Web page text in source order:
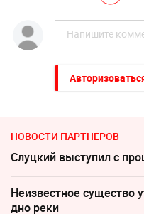
НОВОСТИ ПАРТНЕРОВ
Слуцкий выступил с
Неизвестное существо
дно реки